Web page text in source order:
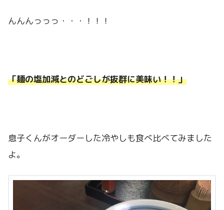
んんんっっっ・・・！！！
「麺の塩加減とのどごしが抜群に美味い！！」
息子くんがオーダーした冷やしも食べ比べてみました
よ。